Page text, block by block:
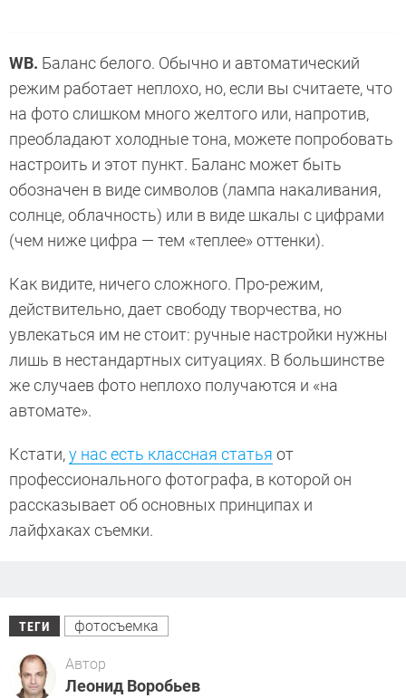
WB. Баланс белого. Обычно и автоматический
режим работает неплохо, но, если вы считаете, что
на фото слишком много желтого или, напротив,
преобладают холодные тона, можете попробовать
настроить и этот пункт. Баланс может быть
обозначен в виде символов (лампа накаливания,
солнце, облачность) или в виде шкалы с цифрами
(чем ниже цифра — тем «теплее» оттенки).
Как видите, ничего сложного. Про-режим,
действительно, дает свободу творчества, но
увлекаться им не стоит: ручные настройки нужны
лишь в нестандартных ситуациях. В большинстве
же случаев фото неплохо получаются и «на
автомате».
Кстати,у нас есть классная статья от
профессионального фотографа, в которой он
рассказывает об основных принципах и
лайфхаках съемки.
ТЕГИ фотосъемка
Автор
Леонид Воробьев